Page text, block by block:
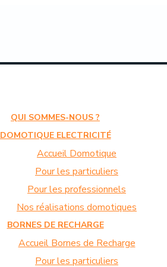
QUI SOMMES-NOUS ?
DOMOTIQUE ELECTRICITÉ
Accueil Domotique
Pour les particuliers
Pour les professionnels
Nos réalisations domotiques
BORNES DE RECHARGE
Accueil Bornes de Recharge
Pour les particuliers